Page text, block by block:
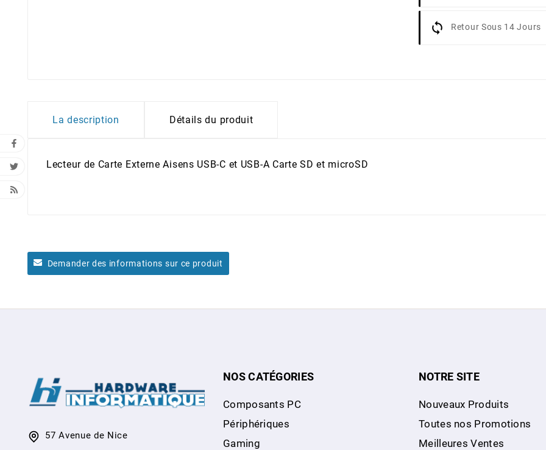
Retour Sous 14 Jours
La description Détails du produit
Lecteur de Carte Externe Aisens USB-C et USB-A Carte SD et microSD
Demander des informations sur ce produit
57 Avenue de Nice
NOS CATÉGORIES
Composants PC
Périphériques
Gaming
NOTRE SITE
Nouveaux Produits
Toutes nos Promotions
Meilleures Ventes